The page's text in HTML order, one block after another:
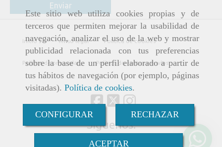
Este sitio web utiliza cookies propias y de
terceros que permiten mejorar la usabilidad de
navegación, analizar el uso de la web y mostrar
publicidad relacionada con tus preferencias
sobre la base de un perfil elaborado a partir de
tus hábitos de navegación (por ejemplo, páginas
visitadas). Política de cookies.
CONFIGURAR RECHAZAR
ACEPTAR
Enviar
Inicio Aviso legal Política de cookies
Política de privacidad Política de ventas y envíos
Síguenos: